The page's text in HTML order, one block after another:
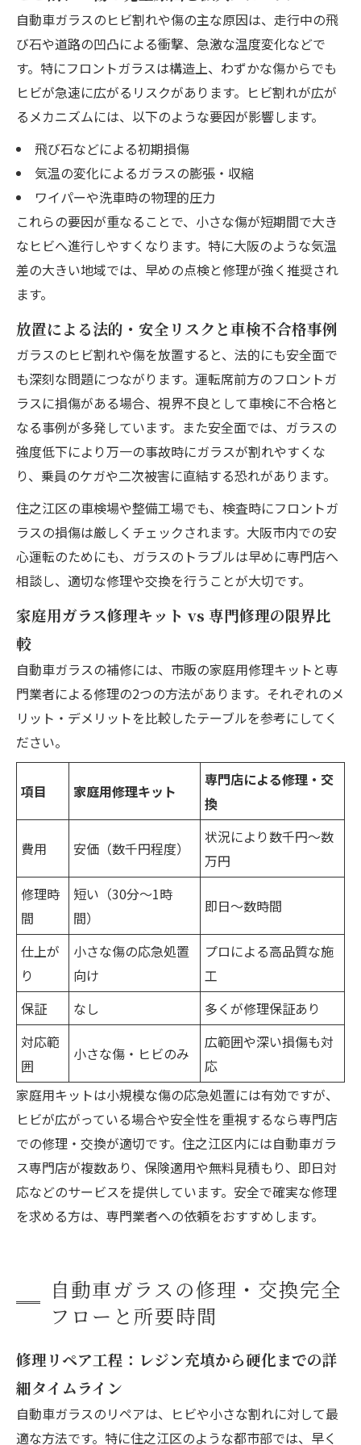
自動車ガラスのヒビ割れや傷の主な原因は、走行中の飛
び石や道路の凹凸による衝撃、急激な温度変化などで
す。特にフロントガラスは構造上、わずかな傷からでも
ヒビが急速に広がるリスクがあります。ヒビ割れが広が
るメカニズムには、以下のような要因が影響します。
飛び石などによる初期損傷
気温の変化によるガラスの膨張・収縮
ワイパーや洗車時の物理的圧力
これらの要因が重なることで、小さな傷が短期間で大き
なヒビへ進行しやすくなります。特に大阪のような気温
差の大きい地域では、早めの点検と修理が強く推奨され
ます。
放置による法的・安全リスクと車検不合格事例
ガラスのヒビ割れや傷を放置すると、法的にも安全面で
も深刻な問題につながります。運転席前方のフロントガ
ラスに損傷がある場合、視界不良として車検に不合格と
なる事例が多発しています。また安全面では、ガラスの
強度低下により万一の事故時にガラスが割れやすくな
り、乗員のケガや二次被害に直結する恐れがあります。
住之江区の車検場や整備工場でも、検査時にフロントガ
ラスの損傷は厳しくチェックされます。大阪市内での安
心運転のためにも、ガラスのトラブルは早めに専門店へ
相談し、適切な修理や交換を行うことが大切です。
家庭用ガラス修理キット vs 専門修理の限界比
較
自動車ガラスの補修には、市販の家庭用修理キットと専
門業者による修理の2つの方法があります。それぞれのメ
リット・デメリットを比較したテーブルを参考にしてく
ださい。
項目 家庭用修理キット
専門店による修理・交
換
費用 安価（数千円程度）
状況により数千円～数
万円
修理時
間
短い（30分～1時
間）
即日～数時間
仕上が
り
小さな傷の応急処置
向け
プロによる高品質な施
工
保証
なし
多くが修理保証あり
対応範
囲
小さな傷・ヒビのみ
広範囲や深い損傷も対
応
家庭用キットは小規模な傷の応急処置には有効ですが、
ヒビが広がっている場合や安全性を重視するなら専門店
での修理・交換が適切です。住之江区内には自動車ガラ
ス専門店が複数あり、保険適用や無料見積もり、即日対
応などのサービスを提供しています。安全で確実な修理
を求める方は、専門業者への依頼をおすすめします。
自動車ガラスの修理・交換完全
フローと所要時間
修理リペア工程：レジン充填から硬化までの詳
細タイムライン
自動車ガラスのリペアは、ヒビや小さな割れに対して最
適な方法です。特に住之江区のような都市部では、早く